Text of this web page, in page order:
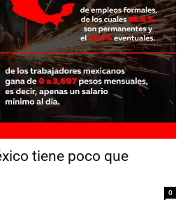
tiene poco que
0